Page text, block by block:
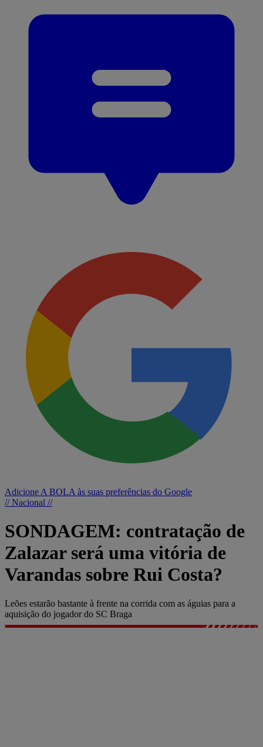
Adicione A BOLA às suas preferências do Google
// Nacional //
SONDAGEM: contratação de
Zalazar será uma vitória de
Varandas sobre Rui Costa?
Leões estarão bastante à frente na corrida com as águias para a
aquisição do jogador do SC Braga